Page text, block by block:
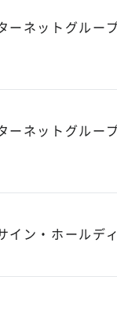
ーネットグルー
ーネットグルー
イン・ホールデ